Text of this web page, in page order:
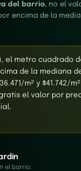
del barrio, no el
encima de la
el metro cuadrado
de la mediana
m² y $41.742/
el valor por
el barrio.